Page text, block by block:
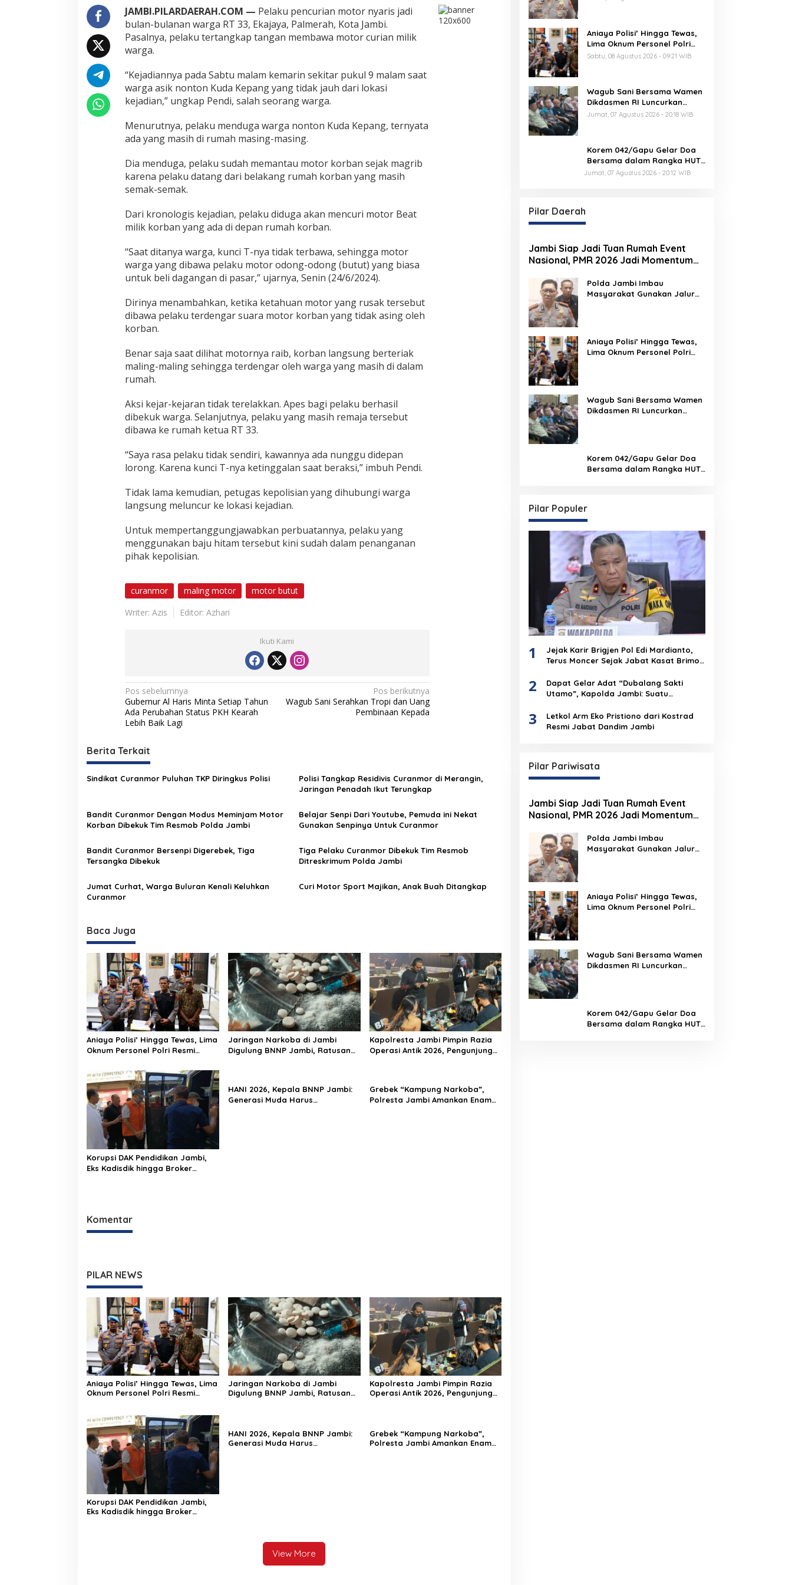
B
t
u
P
l
a
u
N
r
i
s
i
h
a
i
m
i
W
r
g
JAMBI.PILARDAERAH.COM — Pelaku pencurian motor nyaris jadi
bulan-bulanan warga RT 33, Ekajaya, Palmerah, Kota Jambi.
Pasalnya, pelaku tertangkap tangan membawa motor curian milik
warga.
“Kejadiannya pada Sabtu malam kemarin sekitar pukul 9 malam saat
warga asik nonton Kuda Kepang yang tidak jauh dari lokasi
kejadian,” ungkap Pendi, salah seorang warga.
Menurutnya, pelaku menduga warga nonton Kuda Kepang, ternyata
ada yang masih di rumah masing-masing.
Dia menduga, pelaku sudah memantau motor korban sejak magrib
karena pelaku datang dari belakang rumah korban yang masih
semak-semak.
Dari kronologis kejadian, pelaku diduga akan mencuri motor Beat
milik korban yang ada di depan rumah korban.
“Saat ditanya warga, kunci T-nya tidak terbawa, sehingga motor
warga yang dibawa pelaku motor odong-odong (butut) yang biasa
untuk beli dagangan di pasar,” ujarnya, Senin (24/6/2024).
Dirinya menambahkan, ketika ketahuan motor yang rusak tersebut
dibawa pelaku terdengar suara motor korban yang tidak asing oleh
korban.
Benar saja saat dilihat motornya raib, korban langsung berteriak
maling-maling sehingga terdengar oleh warga yang masih di dalam
rumah.
Aksi kejar-kejaran tidak terelakkan. Apes bagi pelaku berhasil
dibekuk warga. Selanjutnya, pelaku yang masih remaja tersebut
dibawa ke rumah ketua RT 33.
“Saya rasa pelaku tidak sendiri, kawannya ada nunggu didepan
lorong. Karena kunci T-nya ketinggalan saat beraksi,” imbuh Pendi.
Tidak lama kemudian, petugas kepolisian yang dihubungi warga
langsung meluncur ke lokasi kejadian.
Untuk mempertanggungjawabkan perbuatannya, pelaku yang
menggunakan baju hitam tersebut kini sudah dalam penanganan
pihak kepolisian.
curanmor maling motor
motor butut
Writer: Azis
Editor: Azhari
Ikuti Kami
N
a
v
g
a
i
p
s
Pos sebelumnya
Gubernur Al Haris Minta Setiap Tahun
Ada Perubahan Status PKH Kearah
Lebih Baik Lagi
Pos berikutnya
Wagub Sani Serahkan Tropi dan Uang
Pembinaan Kepada
Berita Terkait
Sindikat Curanmor Puluhan TKP Diringkus Polisi
Polisi Tangkap Residivis Curanmor di Merangin,
Jaringan Penadah Ikut Terungkap
Bandit Curanmor Dengan Modus Meminjam Motor
Korban Dibekuk Tim Resmob Polda Jambi
Belajar Senpi Dari Youtube, Pemuda ini Nekat
Gunakan Senpinya Untuk Curanmor
Bandit Curanmor Bersenpi Digerebek, Tiga
Tersangka Dibekuk
Tiga Pelaku Curanmor Dibekuk Tim Resmob
Ditreskrimum Polda Jambi
Jumat Curhat, Warga Buluran Kenali Keluhkan
Curanmor
Curi Motor Sport Majikan, Anak Buah Ditangkap
Baca Juga
Aniaya Polisi’ Hingga Tewas, Lima
Oknum Personel Polri Resmi
Jaringan Narkoba di Jambi
Digulung BNNP Jambi, Ratusan
Kapolresta Jambi Pimpin Razia
Operasi Antik 2026, Pengunjung
Korupsi DAK Pendidikan Jambi,
Eks Kadisdik hingga Broker
HANI 2026, Kepala BNNP Jambi:
Generasi Muda Harus
Grebek “Kampung Narkoba”,
Polresta Jambi Amankan Enam
Komentar
PILAR NEWS
Aniaya Polisi’ Hingga Tewas, Lima
Oknum Personel Polri Resmi
Jaringan Narkoba di Jambi
Digulung BNNP Jambi, Ratusan
Kapolresta Jambi Pimpin Razia
Operasi Antik 2026, Pengunjung
Korupsi DAK Pendidikan Jambi,
Eks Kadisdik hingga Broker
HANI 2026, Kepala BNNP Jambi:
Generasi Muda Harus
Grebek “Kampung Narkoba”,
Polresta Jambi Amankan Enam
View More
Aniaya Polisi’ Hingga Tewas,
Lima Oknum Personel Polri
Resmi Dipecat
Sabtu, 08 Agustus 2026 - 09:21 WIB
Wagub Sani Bersama Wamen
Dikdasmen RI Luncurkan
Aplikasi Bungo Pintar, Dorong
Jumat, 07 Agustus 2026 - 20:18 WIB
Korem 042/Gapu Gelar Doa
Bersama dalam Rangka HUT
Ke-1 Kodam XX/TIB
Jumat, 07 Agustus 2026 - 20:12 WIB
Pilar Daerah
Jambi Siap Jadi Tuan Rumah Event
Nasional, PMR 2026 Jadi Momentum
Polda Jambi Imbau
Masyarakat Gunakan Jalur
Aniaya Polisi’ Hingga Tewas,
Lima Oknum Personel Polri
Wagub Sani Bersama Wamen
Dikdasmen RI Luncurkan
Korem 042/Gapu Gelar Doa
Bersama dalam Rangka HUT
Pilar Populer
1
Jejak Karir Brigjen Pol Edi Mardianto,
Terus Moncer Sejak Jabat Kasat Brimob
2
Dapat Gelar Adat “Dubalang Sakti
Utamo”, Kapolda Jambi: Suatu
Institusi Polri
3
Letkol Arm Eko Pristiono dari Kostrad
Resmi Jabat Dandim Jambi
Pilar Pariwisata
Jambi Siap Jadi Tuan Rumah Event
Nasional, PMR 2026 Jadi Momentum
Polda Jambi Imbau
Masyarakat Gunakan Jalur
Aniaya Polisi’ Hingga Tewas,
Lima Oknum Personel Polri
Wagub Sani Bersama Wamen
Dikdasmen RI Luncurkan
Korem 042/Gapu Gelar Doa
Bersama dalam Rangka HUT